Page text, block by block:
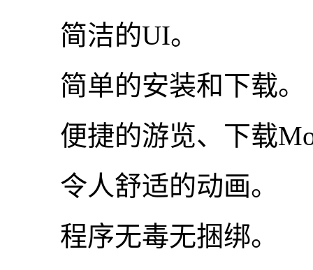
简洁的UI。
简单的安装和下载。
便捷的游览、下载
令人舒适的动画。
程序无毒无捆绑。